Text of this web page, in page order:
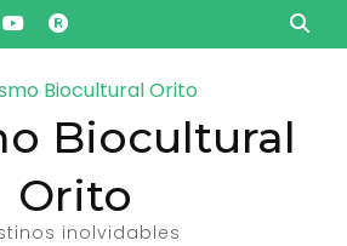
Biocultural
Orito
inolvidables